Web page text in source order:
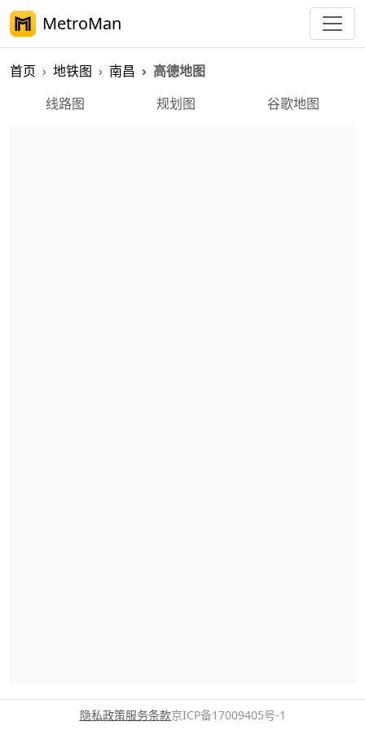
MetroMan
首页 地铁图 南昌 高德地图
南昌地铁地图
线路图 规划图 谷歌地图
隐私政策服务条款京ICP备17009405号-1